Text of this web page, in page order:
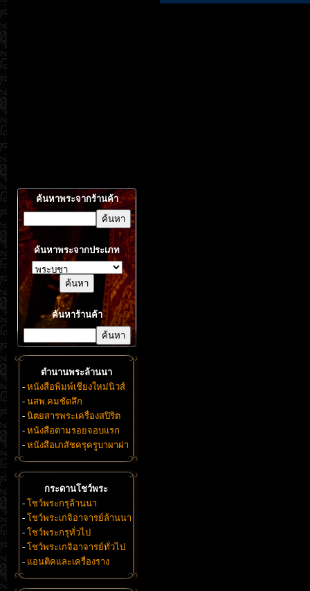
ค้นหาพระจากร้านค้า
ค้นหาพระจากประเภท
ค้นหาร้านค้า
ตำนานพระล้านนา
- หนังสือพิมพ์เชียงใหม่นิวส์
- นสพ.คมชัดลึก
- นิตยสารพระเครื่องสปิริต
- หนังสือตามรอยจอบแรก
- หนังสือเภสัชครุครูบาผาผ่า
กระดานโชว์พระ
- โชว์พระกรุล้านนา
- โชว์พระเกจิอาจารย์ล้านนา
- โชว์พระกรุทั่วไป
- โชว์พระเกจิอาจารย์ทั่วไป
- แอนติคและเครื่องราง